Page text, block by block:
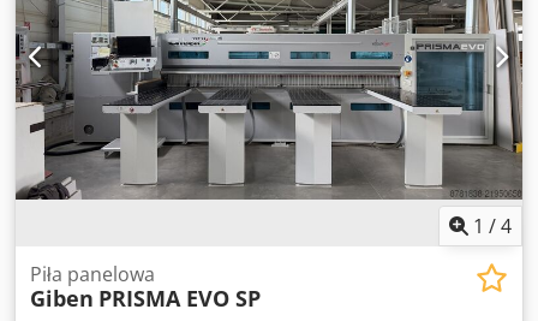
1 /4
Piła panelowa
Giben PRISMA EVO SP